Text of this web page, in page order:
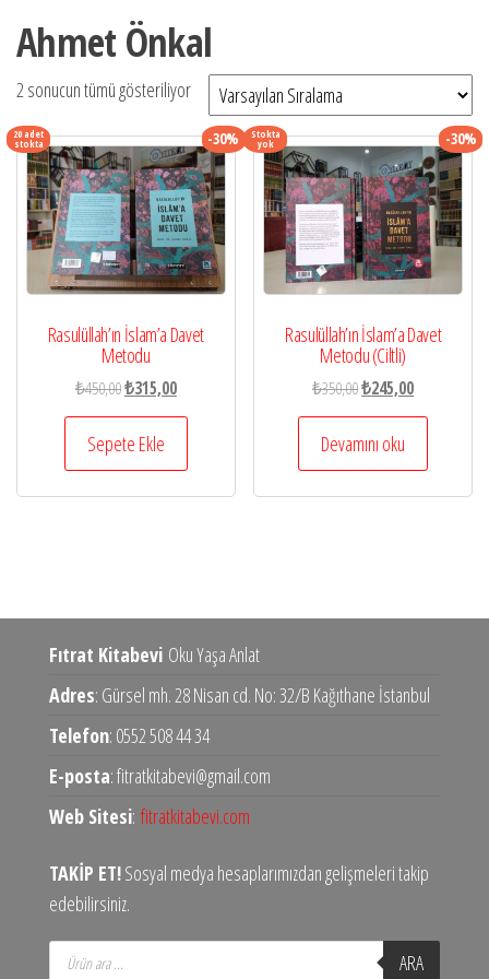
Ahmet Önkal
2 sonucun tümü gösteriliyor
20 adet
stokta -30%
Rasulüllah’ın İslam’a Davet
Metodu
₺450,00Orijinal
fiyat:
₺450,00.
₺315,00Şu
andaki
₺315,00.
Sepete Ekle
Stokta
yok -30%
Rasulüllah’ın İslam’a Davet
Metodu (Ciltli)
₺350,00Orijinal
fiyat:
₺350,00.
₺245,00Şu
andaki
₺245,00.
Devamını oku
Fıtrat Kitabevi Oku Yaşa Anlat
Adres: Gürsel mh. 28 Nisan cd. No: 32/B Kağıthane İstanbul
Telefon: 0552 508 44 34
E-posta: fitratkitabevi@gmail.com
Web Sitesi: fitratkitabevi.com
TAKİP ET!Sosyal medya hesaplarımızdan gelişmeleri takip
edebilirsiniz.
Products
search ARA